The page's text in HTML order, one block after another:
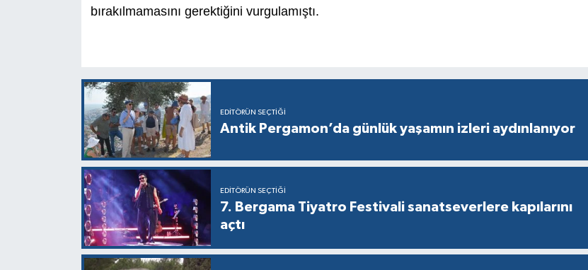
bırakılmamasını gerektiğini vurgulamıştı.
EDITÖRÜN SEÇTIĞI
Antik Pergamon’da günlük yaşamın izleri aydınlanıyor
EDITÖRÜN SEÇTIĞI
7. Bergama Tiyatro Festivali sanatseverlere kapılarını
açtı